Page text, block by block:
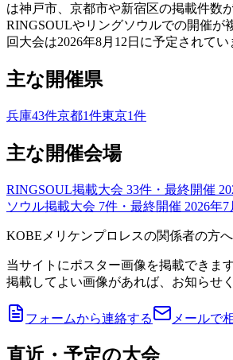
は神戸市、京都市や新宿区の掲載件数
RINGSOULやリングソウルでの開催が
回大会は2026年8月12日に予定されてい
主な開催県
兵庫43件京都1件東京1件
主な開催会場
RINGSOUL掲載大会 33件 ・最終開催
ソウル掲載大会 7件 ・最終開催 2026年7
KOBEメリケンプロレスの関係者の方へ
当サイトにポスター画像を掲載できます
掲載してよい画像があれば、お知らせ
フォームから連絡する メールで
直近・予定の大会